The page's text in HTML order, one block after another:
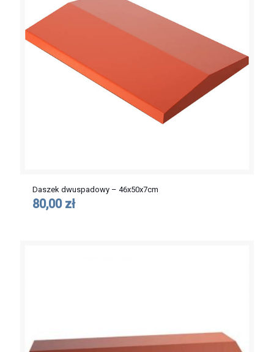
Daszek dwuspadowy – 46x50x7cm
80,00 zł